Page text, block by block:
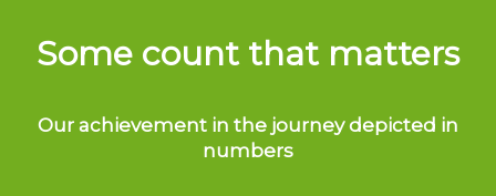
Some count that matters
Our achievement in the journey depicted in
numbers